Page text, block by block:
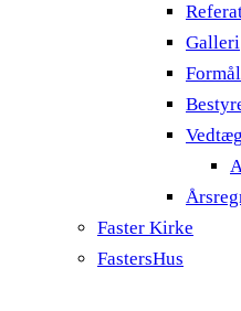
Galleri
Faster Kirke
FastersHus